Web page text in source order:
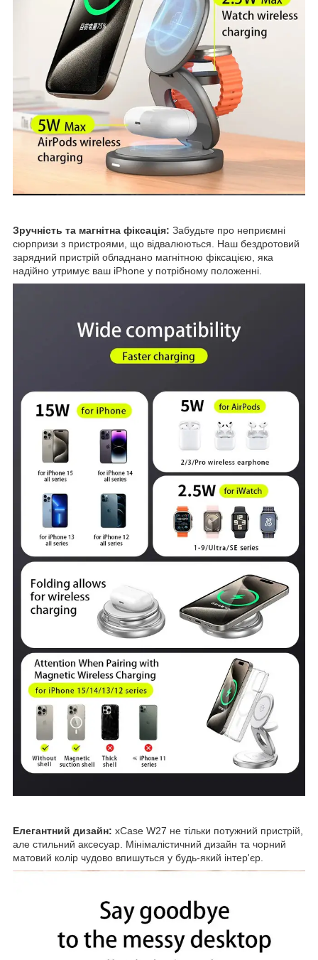
Зручність та магнітна фіксація: Забудьте про неприємні
сюрпризи з пристроями, що відвалюються. Наш бездротовий
зарядний пристрій обладнано магнітною фіксацією, яка
надійно утримує ваш iPhone у потрібному положенні.
Елегантний дизайн: xCase W27 не тільки потужний пристрій,
але стильний аксесуар. Мінімалістичний дизайн та чорний
матовий колір чудово впишуться у будь-який інтер'єр.